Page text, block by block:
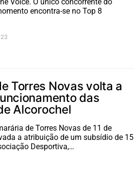
encontra-se no Top 8
Torres Novas volta a
das
Alcorochel
de Torres Novas de 11 de
a atribuição de um subsídio de 15
Desportiva,…